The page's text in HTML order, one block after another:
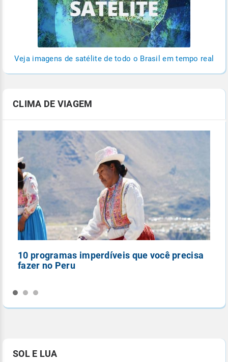
Veja imagens de satélite de todo o Brasil em tempo real
CLIMA DE VIAGEM
10 programas imperdíveis que você precisa
fazer no Peru
SOL E LUA